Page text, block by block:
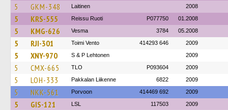
5 GKM-348 Laitinen 2008
5 KRS-555 Reissu Ruoti P077750 01.2008
5 KMG-626 Vesma 3784 05.2008
5 RJI-301 Toimi Vento 414293 646 2009
5 XNY-970 S & P Lehtonen 2009
5 CMX-665 TLO P093604 2009
5 LOH-333 Pakkalan Liikenne 6822 2009
5 NKK-561 Porvoon 414469 692 2009
5 GIS-121 LSL 117503 2009